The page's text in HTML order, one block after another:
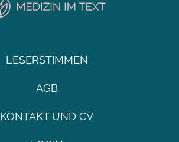
LESERSTIMMEN
AGB
KONTAKT UND CV